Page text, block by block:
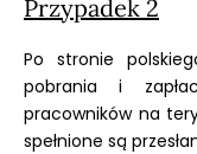
Przypadek 2
Po stronie
pobrania i
pracowników na
spełnione są